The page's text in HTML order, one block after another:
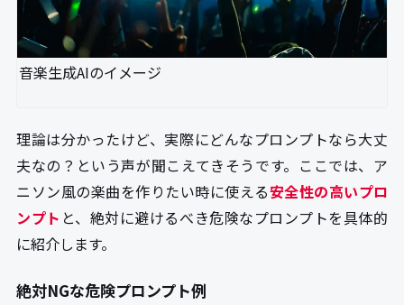
音楽生成AIのイメージ
理論は分かったけど、実際にどんなプロンプトなら大丈
夫なの？という声が聞こえてきそうです。ここでは、ア
ニソン風の楽曲を作りたい時に使える安全性の高いプロ
ンプト と、絶対に避けるべき危険なプロンプトを具体的
に紹介します。
絶対NGな危険プロンプト例